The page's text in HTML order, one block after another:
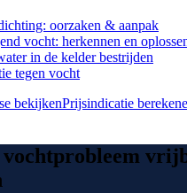
oorzaken & aanpak
vocht: herkennen en
in de kelder bestrijden
tegen vocht
bekijkenPrijsindicatie